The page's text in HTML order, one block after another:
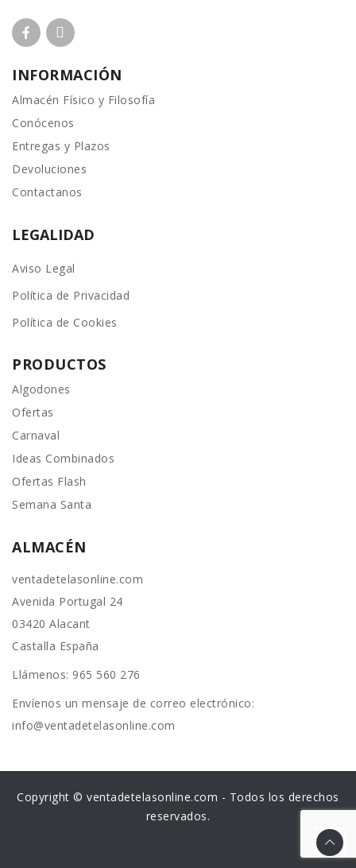
INFORMACIÓN
Almacén Físico y Filosofía
Conócenos
Entregas y Plazos
Devoluciones
Contactanos
LEGALIDAD
Aviso Legal
Política de Privacidad
Política de Cookies
PRODUCTOS
Algodones
Ofertas
Carnaval
Ideas Combinados
Ofertas Flash
Semana Santa
ALMACÉN
ventadetelasonline.com
Avenida Portugal 24
03420 Alacant
Castalla España
Llámenos: 965 560 276
Envíenos un mensaje de correo electrónico:
info@ventadetelasonline.com
Copyright © ventadetelasonline.com - Todos los derechos
reservados.